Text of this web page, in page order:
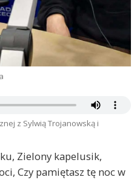
z Sylwią Trojanowską i
Zielony kapelusik,
Czy pamiętasz tę noc w